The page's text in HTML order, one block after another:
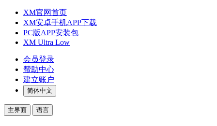
XM官网首页
XM安卓手机APP下载
PC版APP安装包
XM Ultra Low
会员登录
帮助中心
建立账户
简体中文
主界面 语言